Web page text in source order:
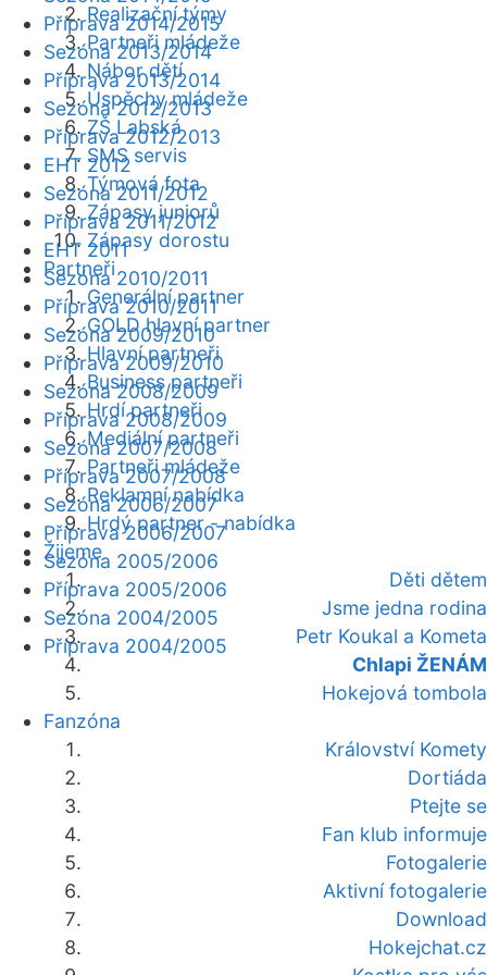
Realizační týmy
Partneři mládeže
Nábor dětí
Úspěchy mládeže
ZŠ Labská
SMS servis
Týmová fota
Zápasy juniorů
Zápasy dorostu
Partneři
Generální partner
GOLD hlavní partner
Hlavní partneři
Business partneři
Hrdí partneři
Mediální partneři
Partneři mládeže
Reklamní nabídka
Hrdý partner - nabídka
Žijeme
Děti dětem
Jsme jedna rodina
Petr Koukal a Kometa
Chlapi ŽENÁM
Hokejová tombola
Fanzóna
Království Komety
Dortiáda
Ptejte se
Fan klub informuje
Fotogalerie
Aktivní fotogalerie
Download
Hokejchat.cz
Příprava 2014/2015
Sezóna 2013/2014
Příprava 2013/2014
Sezóna 2012/2013
Příprava 2012/2013
EHT 2012
Sezóna 2011/2012
Příprava 2011/2012
EHT 2011
Sezóna 2010/2011
Příprava 2010/2011
Sezóna 2009/2010
Příprava 2009/2010
Sezóna 2008/2009
Příprava 2008/2009
Sezóna 2007/2008
Příprava 2007/2008
Sezóna 2006/2007
Příprava 2006/2007
Sezóna 2005/2006
Příprava 2005/2006
Sezóna 2004/2005
Příprava 2004/2005